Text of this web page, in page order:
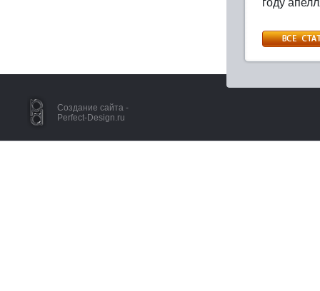
году
Создание сайта -
Perfect-Design.ru